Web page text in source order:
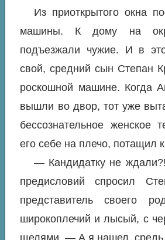
Из приоткрытого окна
машины. К дому на
подъезжали чужие. И в
свой, средний сын Степан
роскошной машине. Когда
вышли во двор, тот уже
бессознательное женское
его себе на плечо, потащил
— Кандидатку не
предисловий спросил
представитель своего
широкоплечий и лысый, с
щелями. — А я нашел, средь